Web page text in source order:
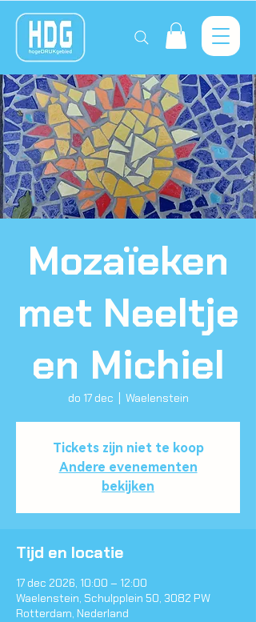
Mozaïeken
met Neeltje
en Michiel
do 17 dec Waelenstein
Tickets zijn niet te koop
Andere evenementen
bekijken
Tijd en locatie
17 dec 2026, 10:00 – 12:00
Waelenstein, Schulpplein 50, 3082 PW
Rotterdam, Nederland